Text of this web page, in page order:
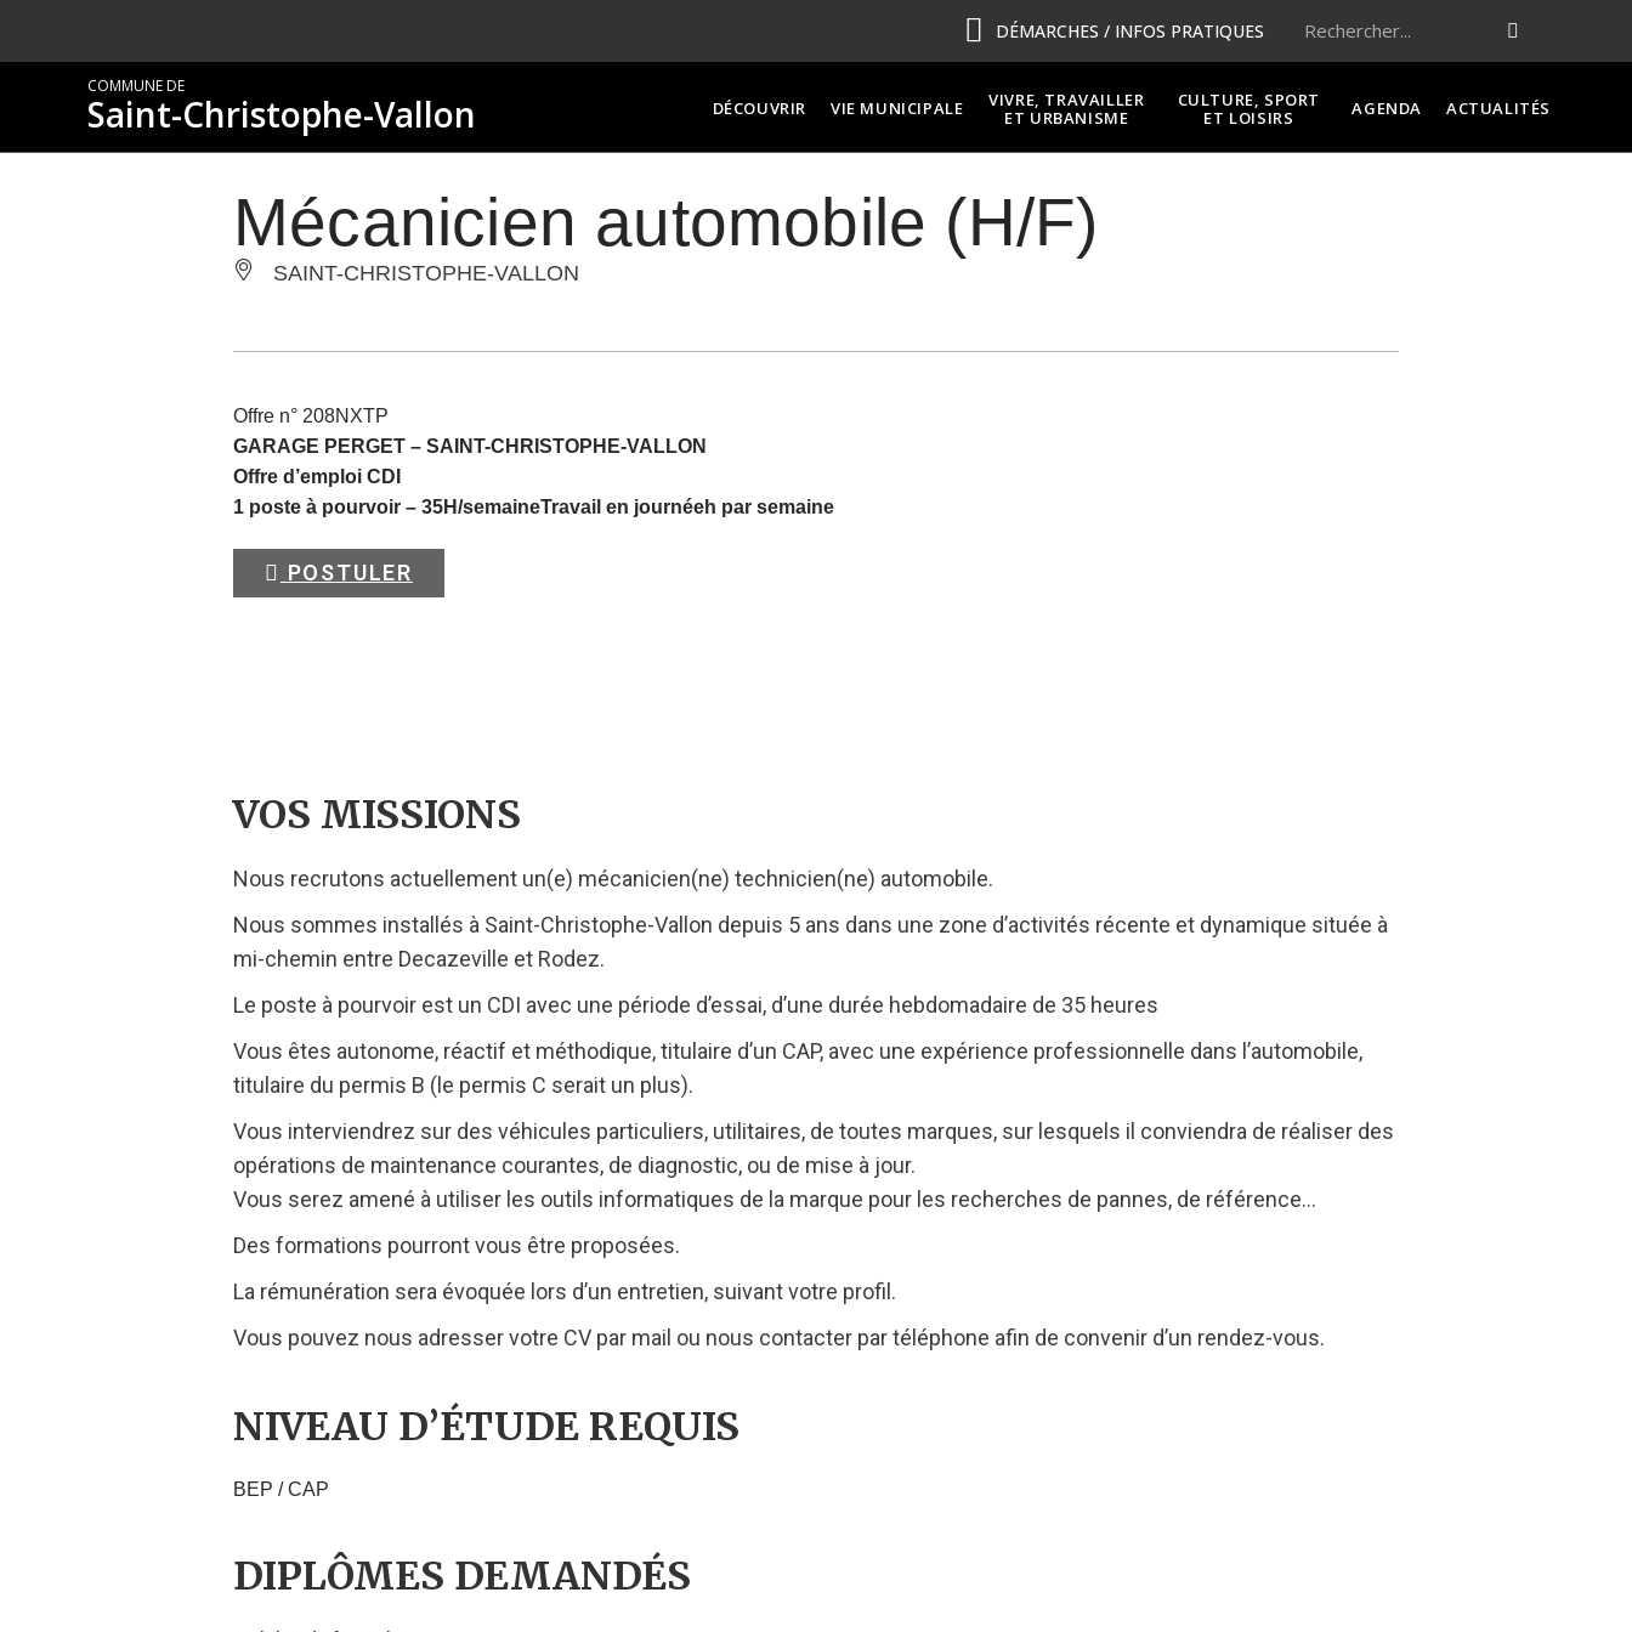
DÉMARCHES / INFOS PRATIQUES
COMMUNE DE
Saint-Christophe-Vallon DÉCOUVRIR VIE MUNICIPALE
VIVRE, TRAVAILLER
ET URBANISME
CULTURE, SPORT
ET LOISIRS
AGENDA ACTUALITÉS
Mécanicien automobile (H/F)
SAINT-CHRISTOPHE-VALLON
Offre n° 208NXTP
GARAGE PERGET – SAINT-CHRISTOPHE-VALLON
Offre d’emploi CDI
1 poste à pourvoir – 35H/semaineTravail en journéeh par semaine
POSTULER
VOS MISSIONS
Nous recrutons actuellement un(e) mécanicien(ne) technicien(ne) automobile.
Nous sommes installés à Saint-Christophe-Vallon depuis 5 ans dans une zone d’activités récente et dynamique située à
mi-chemin entre Decazeville et Rodez.
Le poste à pourvoir est un CDI avec une période d’essai, d’une durée hebdomadaire de 35 heures
Vous êtes autonome, réactif et méthodique, titulaire d’un CAP, avec une expérience professionnelle dans l’automobile,
titulaire du permis B (le permis C serait un plus).
Vous interviendrez sur des véhicules particuliers, utilitaires, de toutes marques, sur lesquels il conviendra de réaliser des
opérations de maintenance courantes, de diagnostic, ou de mise à jour.
Vous serez amené à utiliser les outils informatiques de la marque pour les recherches de pannes, de référence…
Des formations pourront vous être proposées.
La rémunération sera évoquée lors d’un entretien, suivant votre profil.
Vous pouvez nous adresser votre CV par mail ou nous contacter par téléphone afin de convenir d’un rendez-vous.
NIVEAU D’ÉTUDE REQUIS
BEP / CAP
DIPLÔMES DEMANDÉS